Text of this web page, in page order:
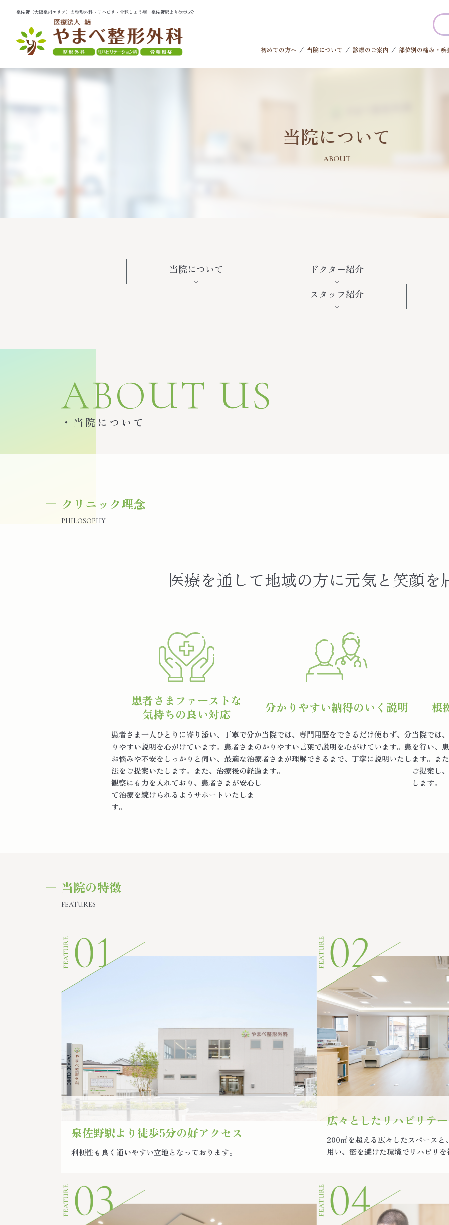
泉佐野（大阪泉州エリア）の整形外科・リハビリ・骨粗しょう症｜泉佐野駅より徒歩5分
初めての方へ 当院について 診療のご案内 部位別の痛み・
当院について
ABOUT
当院について
ドクター紹介
スタッフ紹介
ABOUT US
・当院について
クリニック理念
PHILOSOPHY
医療を通して地域の方に元気と笑顔を
患者さまファーストな
気持ちの良い対応
患者さま一人ひとりに寄り添い、丁寧で分か
りやすい説明を心がけています。患者さまの
お悩みや不安をしっかりと伺い、最適な治療
法をご提案いたします。また、治療後の経過
観察にも力を入れており、患者さまが安心し
て治療を続けられるようサポートいたしま
す。
分かりやすい納得のいく説明
当院では、専門用語をできるだけ使わず、分
かりやすい言葉で説明を心がけています。患
者さまが理解できるまで、丁寧に説明いたし
ます。
根
当院では
を行い、
ます。ま
ご提案し
します。
当院の特徴
FEATURES
泉佐野駅より徒歩5分の好アクセス
利便性も良く通いやすい立地となっております。
広々としたリハビリテ
200㎡を超える広々したスペース
用い、密を避けた環境でリハビリ